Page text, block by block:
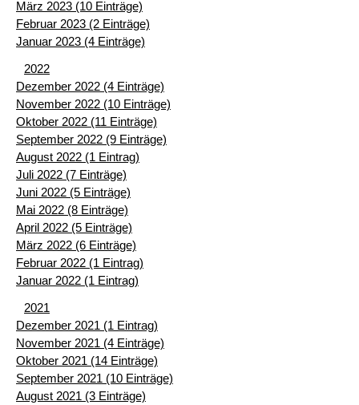
März 2023 (10 Einträge)
Februar 2023 (2 Einträge)
Januar 2023 (4 Einträge)
2022
Dezember 2022 (4 Einträge)
November 2022 (10 Einträge)
Oktober 2022 (11 Einträge)
September 2022 (9 Einträge)
August 2022 (1 Eintrag)
Juli 2022 (7 Einträge)
Juni 2022 (5 Einträge)
Mai 2022 (8 Einträge)
April 2022 (5 Einträge)
März 2022 (6 Einträge)
Februar 2022 (1 Eintrag)
Januar 2022 (1 Eintrag)
2021
Dezember 2021 (1 Eintrag)
November 2021 (4 Einträge)
Oktober 2021 (14 Einträge)
September 2021 (10 Einträge)
August 2021 (3 Einträge)